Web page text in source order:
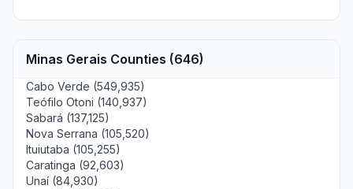
Minas Gerais Counties (646)
Cabo Verde (549,935)
Teófilo Otoni (140,937)
Sabará (137,125)
Nova Serrana (105,520)
Ituiutaba (105,255)
Caratinga (92,603)
Unaí (84,930)